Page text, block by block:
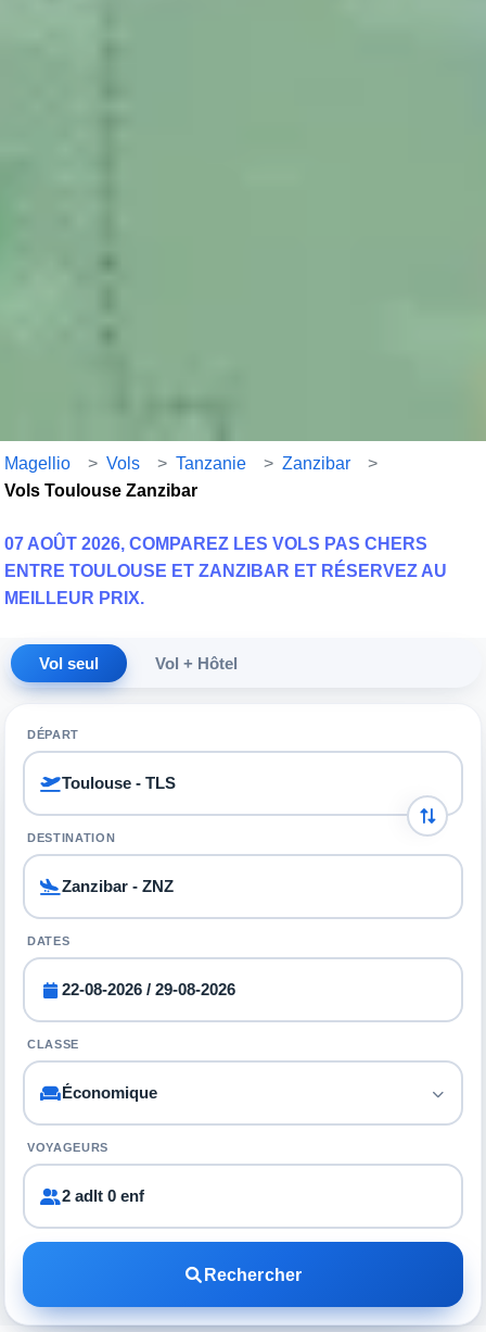
Magellio > Vols > Tanzanie > Zanzibar
>
Vols Toulouse Zanzibar
07 AOÛT 2026, COMPAREZ LES VOLS PAS CHERS
ENTRE TOULOUSE ET ZANZIBAR ET RÉSERVEZ AU
MEILLEUR PRIX.
Vol seul Vol + Hôtel
DÉPART
DESTINATION
DATES
CLASSE
VOYAGEURS
2 adlt 0 enf
Rechercher